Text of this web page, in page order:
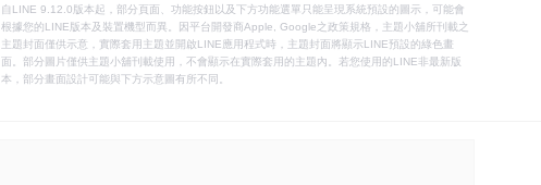
自LINE 9.12.0版本起，部分頁面、功能按鈕以及下方功能選單只能呈現系統預設的圖示，可能會
根據您的LINE版本及裝置機型而異。因平台開發商Apple, Google之政策規格，主題小舖所刊載之
主題封面僅供示意，實際套用主題並開啟LINE應用程式時，主題封面將顯示LINE預設的綠色畫
面。部分圖片僅供主題小舖刊載使用，不會顯示在實際套用的主題內。若您使用的LINE非最新版
本，部分畫面設計可能與下方示意圖有所不同。